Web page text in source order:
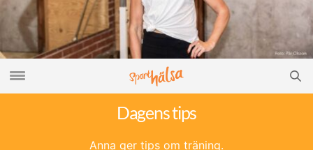
Dagens tips
Anna ger tips om träning.